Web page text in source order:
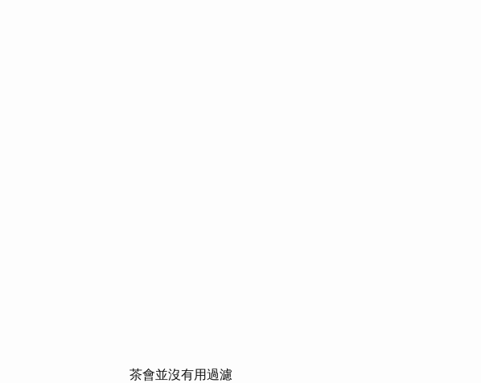
茶會並沒有用過濾